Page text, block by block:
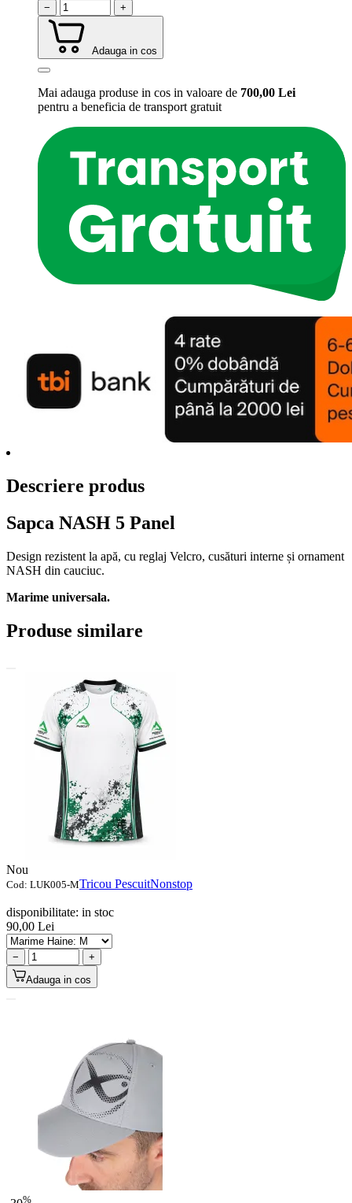
− +
Adauga in cos
Mai adauga produse in cos in valoare de 700,00 Lei
pentru a beneficia de transport gratuit
Descriere produs
Sapca NASH 5 Panel
Design rezistent la apă, cu reglaj Velcro, cusături interne și ornament
NASH din cauciuc.
Marime universala.
Produse similare
Nou
Cod: LUK005-MTricou PescuitNonstop
disponibilitate: in stoc
90,00 Lei
−
+
Adauga in cos
%